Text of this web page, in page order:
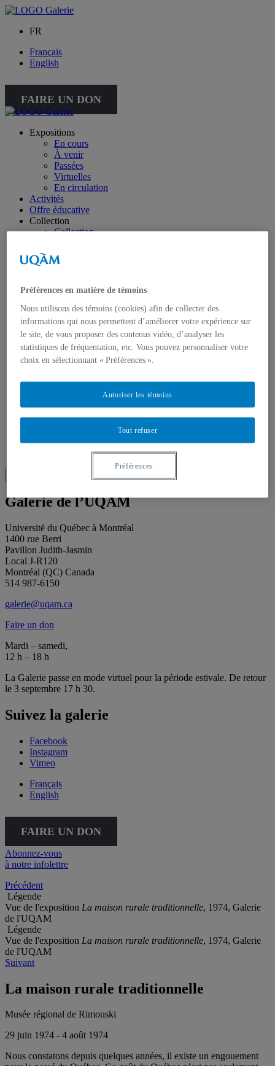
FR
Français
English
FAIRE UN DON
Expositions
En cours
À venir
Passées
Virtuelles
En circulation
Activités
Offre éducative
Collection
Collection
À propos de la collection
À propos de la petite collection
Toutes les publications
À propos des Éditions les petits carnets
Actualités
À propos
Accessibilité
Contact
Mandat
Proposition de projet
Partenaires
Plan des salles
Recherche
Recherche placeholder
for:
Search
Galerie de l’UQAM
Université du Québec à Montréal
1400 rue Berri
Pavillon Judith-Jasmin
Local J-R120
Montréal (QC) Canada
514 987-6150
galerie@uqam.ca
Faire un don
Mardi – samedi,
12 h – 18 h
La Galerie passe en mode virtuel pour la période estivale. De retour
le 3 septembre 17 h 30.
Suivez la galerie
Facebook
Instagram
Vimeo
Français
English
FAIRE UN DON
Abonnez-vous
à notre infolettre
Précédent
Légende
Vue de l'exposition La maison rurale traditionnelle, 1974, Galerie
de l'UQAM
Légende
Vue de l'exposition La maison rurale traditionnelle, 1974, Galerie
de l'UQAM
Suivant
La maison rurale traditionnelle
Musée régional de Rimouski
29 juin 1974 - 4 août 1974
Nous constatons depuis quelques années, il existe un engouement
Préférences en matière de témoins
Nous utilisons des témoins (cookies) afin de collecter des
informations qui nous permettent d’améliorer votre expérience sur
le site, de vous proposer des contenus vidéo, d’analyser les
statistiques de fréquentation, etc. Vous pouvez personnaliser votre
choix en sélectionnant « Préférences ».
Tout refuser
Autoriser les témoins
Préférences